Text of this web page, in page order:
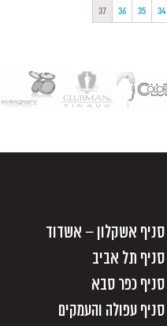
34
35
36
37
סניף אשקלון – אשדוד
סניף תל אביב
סניף כפר סבא
סניף עפולה והעמקים